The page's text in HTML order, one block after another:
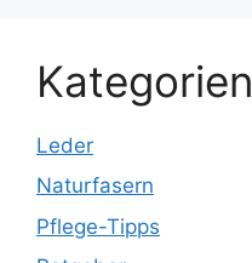
Kategorien
Leder
Naturfasern
Pflege-Tipps